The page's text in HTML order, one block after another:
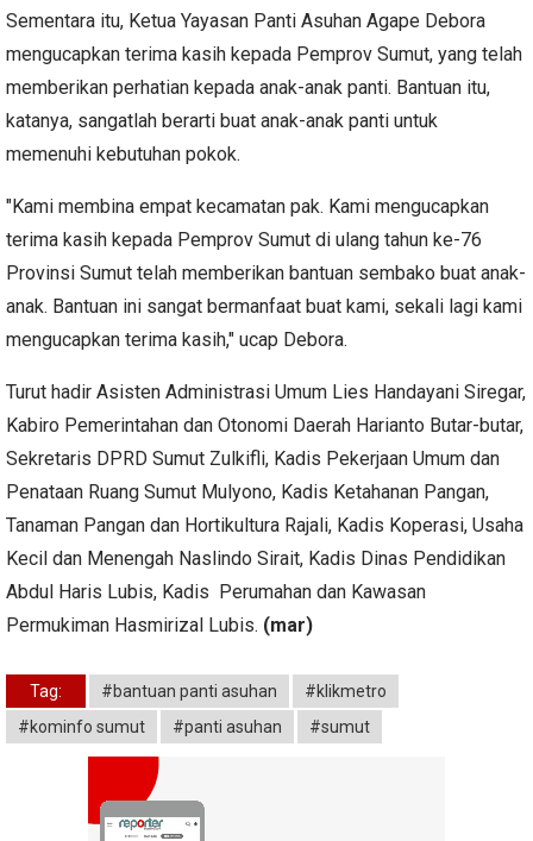
Sementara itu, Ketua Yayasan Panti Asuhan Agape Debora
mengucapkan terima kasih kepada Pemprov Sumut, yang telah
memberikan perhatian kepada anak-anak panti. Bantuan itu,
katanya, sangatlah berarti buat anak-anak panti untuk
memenuhi kebutuhan pokok.
"Kami membina empat kecamatan pak. Kami mengucapkan
terima kasih kepada Pemprov Sumut di ulang tahun ke-76
Provinsi Sumut telah memberikan bantuan sembako buat anak-
anak. Bantuan ini sangat bermanfaat buat kami, sekali lagi kami
mengucapkan terima kasih," ucap Debora.
Turut hadir Asisten Administrasi Umum Lies Handayani Siregar,
Kabiro Pemerintahan dan Otonomi Daerah Harianto Butar-butar,
Sekretaris DPRD Sumut Zulkifli, Kadis Pekerjaan Umum dan
Penataan Ruang Sumut Mulyono, Kadis Ketahanan Pangan,
Tanaman Pangan dan Hortikultura Rajali, Kadis Koperasi, Usaha
Kecil dan Menengah Naslindo Sirait, Kadis Dinas Pendidikan
Abdul Haris Lubis, Kadis Perumahan dan Kawasan
Permukiman Hasmirizal Lubis. (mar)
Tag: #bantuan panti asuhan
#klikmetro
#kominfo sumut
#panti asuhan #sumut